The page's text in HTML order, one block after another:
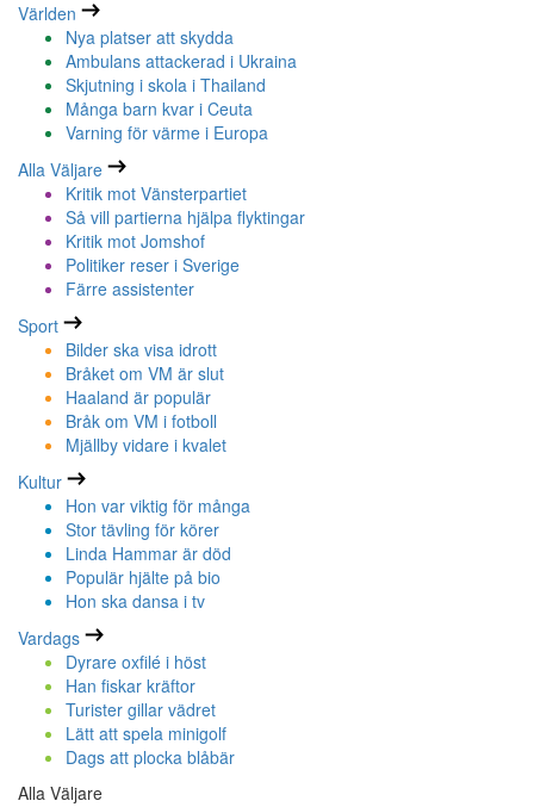
Världen
Nya platser att skydda
Ambulans attackerad i Ukraina
Skjutning i skola i Thailand
Många barn kvar i Ceuta
Varning för värme i Europa
Alla Väljare
Kritik mot Vänsterpartiet
Så vill partierna hjälpa flyktingar
Kritik mot Jomshof
Politiker reser i Sverige
Färre assistenter
Sport
Bilder ska visa idrott
Bråket om VM är slut
Haaland är populär
Bråk om VM i fotboll
Mjällby vidare i kvalet
Kultur
Hon var viktig för många
Stor tävling för körer
Linda Hammar är död
Populär hjälte på bio
Hon ska dansa i tv
Vardags
Dyrare oxfilé i höst
Han fiskar kräftor
Turister gillar vädret
Lätt att spela minigolf
Dags att plocka blåbär
Alla Väljare